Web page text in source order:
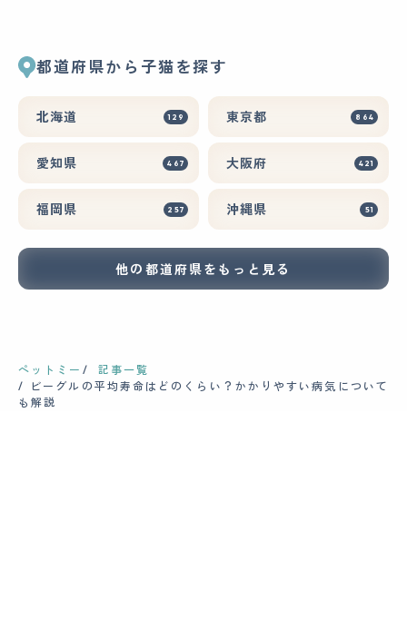
都道府県から子猫を探す
北海道 129 東京都 864
愛知県 467 大阪府 421
福岡県 257 沖縄県 51
他の都道府県をもっと見る
ペットミー
記事一覧
ビーグルの平均寿命はどのくらい？かかりやすい病気について
も解説